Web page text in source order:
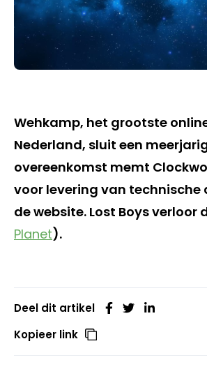
Wehkamp, het grootste
Nederland, sluit een
overeenkomst memt
voor levering van technische
de website. Lost Boys verloor
Planet).
Deel dit artikel
Kopieer link